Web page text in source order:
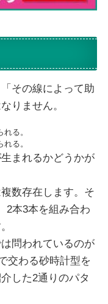
その線によって助
りません。
る。
る。
まれるかどうかが
数存在します。そ
2本3本を組み合わ
問われているのが
交わる砂時計型を
した2通りのパタ